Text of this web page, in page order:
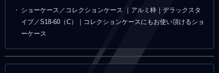
ショーケース／コレクションケース ｜アルミ枠｜デラックスタ
イプ／S18-60（C）｜コレクションケースにもお使い頂けるショ
ーケース